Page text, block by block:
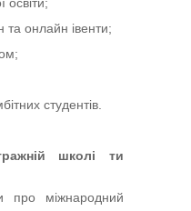
та онлайн івенти;
студентів.
школі ти
про міжнародний